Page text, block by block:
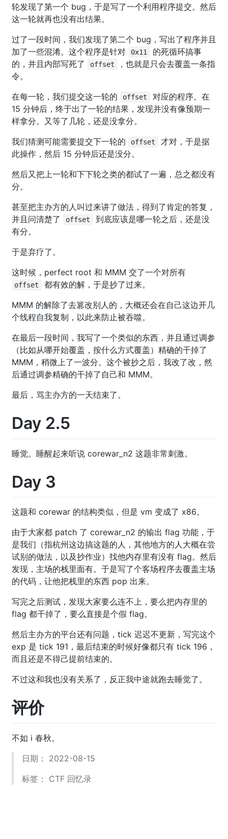
轮发现了第一个 bug，于是写了一个利用程序提交。然后
这一轮就再也没有出结果。
过了一段时间，我们发现了第二个 bug，写出了程序并且
加了一些混淆。这个程序是针对
0x11
的死循环搞事
的，并且内部写死了
offset
，也就是只会去覆盖一条指
令。
在每一轮，我们提交这一轮的
offset
对应的程序。在
15 分钟后，终于出了一轮的结果，发现并没有像预期一
样拿分。又等了几轮，还是没拿分。
我们猜测可能需要提交下一轮的
offset
才对，于是据
此操作，然后 15 分钟后还是没分。
然后又把上一轮和下下轮之类的都试了一遍，总之都没有
分。
甚至把主办方的人叫过来讲了做法，得到了肯定的答复，
并且问清楚了
offset
到底应该是哪一轮之后，还是没
有分。
于是弃疗了。
这时候，perfect root 和 MMM 交了一个对所有
offset
都有效的解，于是抄了过来。
MMM 的解除了去篡改别人的，大概还会在自己这边开几
个线程自我复制，以此来防止被吞噬。
在最后一段时间，我写了一个类似的东西，并且通过调参
（比如从哪开始覆盖，按什么方式覆盖）精确的干掉了
MMM，稍微上了一波分。这个被抄之后，我改了改，然
后通过调参精确的干掉了自己和 MMM。
最后，骂主办方的一天结束了。
Day 2.5
睡觉。睡醒起来听说 corewar_n2 这题非常刺激。
Day 3
这题和 corewar 的结构类似，但是 vm 变成了 x86。
由于大家都 patch 了 corewar_n2 的输出 flag 功能，于
是我们（指杭州这边搞这题的人，其他地方的人大概在尝
试别的做法，以及抄作业）找他内存里有没有 flag。然后
发现，主场的栈里面有。于是写了个客场程序去覆盖主场
的代码，让他把栈里的东西 pop 出来。
写完之后测试，发现大家要么连不上，要么把内存里的
flag 都干掉了，要么直接是个假 flag。
然后主办方的平台还有问题，tick 迟迟不更新，写完这个
exp 是 tick 191，最后结束的时候好像都只有 tick 196，
而且还是不得己提前结束的。
不过这和我也没有关系了，反正我中途就跑去睡觉了。
评价
不如 i 春秋。
日期： 2022-08-15
标签： CTF 回忆录